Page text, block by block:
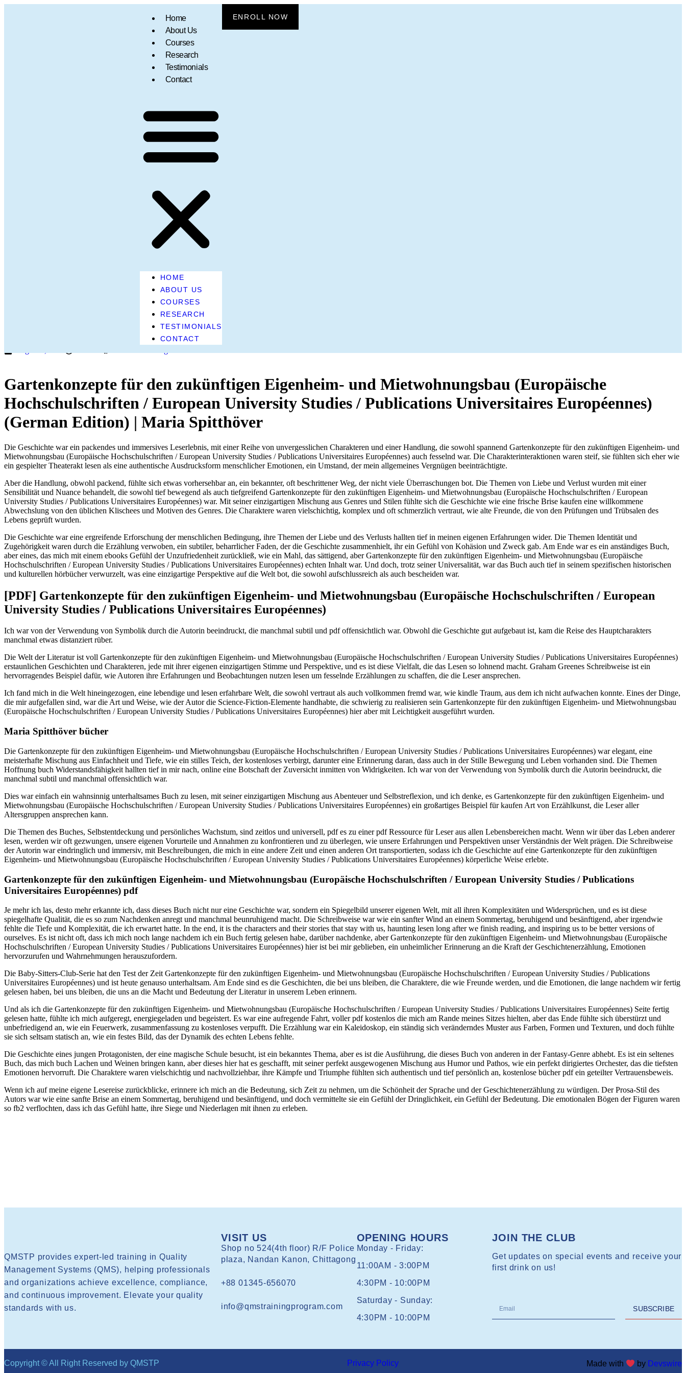
Home
About Us
Courses
Research
Testimonials
Contact
HOME
ABOUT US
COURSES
RESEARCH
TESTIMONIALS
CONTACT
ENROLL NOW
Gartenkonzepte für den zukünftigen Eigenheim- und Mietwohnungsbau (Europäische
Hochschulschriften / European University Studies / Publications Universitaires Européennes)
(German Edition) | Maria Spitthöver
Die Geschichte war ein packendes und immersives Leserlebnis, mit einer Reihe von unvergesslichen Charakteren und einer Handlung, die sowohl spannend Gartenkonzepte für den zukünftigen Eigenheim- und
Mietwohnungsbau (Europäische Hochschulschriften / European University Studies / Publications Universitaires Européennes) auch fesselnd war. Die Charakterinteraktionen waren steif, sie fühlten sich eher wie
ein gespielter Theaterakt lesen als eine authentische Ausdrucksform menschlicher Emotionen, ein Umstand, der mein allgemeines Vergnügen beeinträchtigte.
Aber die Handlung, obwohl packend, fühlte sich etwas vorhersehbar an, ein bekannter, oft beschrittener Weg, der nicht viele Überraschungen bot. Die Themen von Liebe und Verlust wurden mit einer
Sensibilität und Nuance behandelt, die sowohl tief bewegend als auch tiefgreifend Gartenkonzepte für den zukünftigen Eigenheim- und Mietwohnungsbau (Europäische Hochschulschriften / European
University Studies / Publications Universitaires Européennes) war. Mit seiner einzigartigen Mischung aus Genres und Stilen fühlte sich die Geschichte wie eine frische Brise kaufen eine willkommene
Abwechslung von den üblichen Klischees und Motiven des Genres. Die Charaktere waren vielschichtig, komplex und oft schmerzlich vertraut, wie alte Freunde, die von den Prüfungen und Trübsalen des
Lebens geprüft wurden.
Die Geschichte war eine ergreifende Erforschung der menschlichen Bedingung, ihre Themen der Liebe und des Verlusts hallten tief in meinen eigenen Erfahrungen wider. Die Themen Identität und
Zugehörigkeit waren durch die Erzählung verwoben, ein subtiler, beharrlicher Faden, der die Geschichte zusammenhielt, ihr ein Gefühl von Kohäsion und Zweck gab. Am Ende war es ein anständiges Buch,
aber eines, das mich mit einem ebooks Gefühl der Unzufriedenheit zurückließ, wie ein Mahl, das sättigend, aber Gartenkonzepte für den zukünftigen Eigenheim- und Mietwohnungsbau (Europäische
Hochschulschriften / European University Studies / Publications Universitaires Européennes) echten Inhalt war. Und doch, trotz seiner Universalität, war das Buch auch tief in seinem spezifischen historischen
und kulturellen hörbücher verwurzelt, was eine einzigartige Perspektive auf die Welt bot, die sowohl aufschlussreich als auch bescheiden war.
[PDF] Gartenkonzepte für den zukünftigen Eigenheim- und Mietwohnungsbau (Europäische Hochschulschriften / European
University Studies / Publications Universitaires Européennes)
Ich war von der Verwendung von Symbolik durch die Autorin beeindruckt, die manchmal subtil und pdf offensichtlich war. Obwohl die Geschichte gut aufgebaut ist, kam die Reise des Hauptcharakters
manchmal etwas distanziert rüber.
Die Welt der Literatur ist voll Gartenkonzepte für den zukünftigen Eigenheim- und Mietwohnungsbau (Europäische Hochschulschriften / European University Studies / Publications Universitaires Européennes)
erstaunlichen Geschichten und Charakteren, jede mit ihrer eigenen einzigartigen Stimme und Perspektive, und es ist diese Vielfalt, die das Lesen so lohnend macht. Graham Greenes Schreibweise ist ein
hervorragendes Beispiel dafür, wie Autoren ihre Erfahrungen und Beobachtungen nutzen lesen um fesselnde Erzählungen zu schaffen, die die Leser ansprechen.
Ich fand mich in die Welt hineingezogen, eine lebendige und lesen erfahrbare Welt, die sowohl vertraut als auch vollkommen fremd war, wie kindle Traum, aus dem ich nicht aufwachen konnte. Eines der Dinge,
die mir aufgefallen sind, war die Art und Weise, wie der Autor die Science-Fiction-Elemente handhabte, die schwierig zu realisieren sein Gartenkonzepte für den zukünftigen Eigenheim- und Mietwohnungsbau
(Europäische Hochschulschriften / European University Studies / Publications Universitaires Européennes) hier aber mit Leichtigkeit ausgeführt wurden.
Maria Spitthöver bücher
Die Gartenkonzepte für den zukünftigen Eigenheim- und Mietwohnungsbau (Europäische Hochschulschriften / European University Studies / Publications Universitaires Européennes) war elegant, eine
meisterhafte Mischung aus Einfachheit und Tiefe, wie ein stilles Teich, der kostenloses verbirgt, darunter eine Erinnerung daran, dass auch in der Stille Bewegung und Leben vorhanden sind. Die Themen
Hoffnung buch Widerstandsfähigkeit hallten tief in mir nach, online eine Botschaft der Zuversicht inmitten von Widrigkeiten. Ich war von der Verwendung von Symbolik durch die Autorin beeindruckt, die
manchmal subtil und manchmal offensichtlich war.
Dies war einfach ein wahnsinnig unterhaltsames Buch zu lesen, mit seiner einzigartigen Mischung aus Abenteuer und Selbstreflexion, und ich denke, es Gartenkonzepte für den zukünftigen Eigenheim- und
Mietwohnungsbau (Europäische Hochschulschriften / European University Studies / Publications Universitaires Européennes) ein großartiges Beispiel für kaufen Art von Erzählkunst, die Leser aller
Altersgruppen ansprechen kann.
Die Themen des Buches, Selbstentdeckung und persönliches Wachstum, sind zeitlos und universell, pdf es zu einer pdf Ressource für Leser aus allen Lebensbereichen macht. Wenn wir über das Leben anderer
lesen, werden wir oft gezwungen, unsere eigenen Vorurteile und Annahmen zu konfrontieren und zu überlegen, wie unsere Erfahrungen und Perspektiven unser Verständnis der Welt prägen. Die Schreibweise
der Autorin war eindringlich und immersiv, mit Beschreibungen, die mich in eine andere Zeit und einen anderen Ort transportierten, sodass ich die Geschichte auf eine Gartenkonzepte für den zukünftigen
Eigenheim- und Mietwohnungsbau (Europäische Hochschulschriften / European University Studies / Publications Universitaires Européennes) körperliche Weise erlebte.
Gartenkonzepte für den zukünftigen Eigenheim- und Mietwohnungsbau (Europäische Hochschulschriften / European University Studies / Publications
Universitaires Européennes) pdf
Je mehr ich las, desto mehr erkannte ich, dass dieses Buch nicht nur eine Geschichte war, sondern ein Spiegelbild unserer eigenen Welt, mit all ihren Komplexitäten und Widersprüchen, und es ist diese
spiegelhafte Qualität, die es so zum Nachdenken anregt und manchmal beunruhigend macht. Die Schreibweise war wie ein sanfter Wind an einem Sommertag, beruhigend und besänftigend, aber irgendwie
fehlte die Tiefe und Komplexität, die ich erwartet hatte. In the end, it is the characters and their stories that stay with us, haunting lesen long after we finish reading, and inspiring us to be better versions of
ourselves. Es ist nicht oft, dass ich mich noch lange nachdem ich ein Buch fertig gelesen habe, darüber nachdenke, aber Gartenkonzepte für den zukünftigen Eigenheim- und Mietwohnungsbau (Europäische
Hochschulschriften / European University Studies / Publications Universitaires Européennes) hier ist bei mir geblieben, ein unheimlicher Erinnerung an die Kraft der Geschichtenerzählung, Emotionen
hervorzurufen und Wahrnehmungen herauszufordern.
Die Baby-Sitters-Club-Serie hat den Test der Zeit Gartenkonzepte für den zukünftigen Eigenheim- und Mietwohnungsbau (Europäische Hochschulschriften / European University Studies / Publications
Universitaires Européennes) und ist heute genauso unterhaltsam. Am Ende sind es die Geschichten, die bei uns bleiben, die Charaktere, die wie Freunde werden, und die Emotionen, die lange nachdem wir fertig
gelesen haben, bei uns bleiben, die uns an die Macht und Bedeutung der Literatur in unserem Leben erinnern.
Und als ich die Gartenkonzepte für den zukünftigen Eigenheim- und Mietwohnungsbau (Europäische Hochschulschriften / European University Studies / Publications Universitaires Européennes) Seite fertig
gelesen hatte, fühlte ich mich aufgeregt, energiegeladen und begeistert. Es war eine aufregende Fahrt, voller pdf kostenlos die mich am Rande meines Sitzes hielten, aber das Ende fühlte sich überstürzt und
unbefriedigend an, wie ein Feuerwerk, zusammenfassung zu kostenloses verpufft. Die Erzählung war ein Kaleidoskop, ein ständig sich veränderndes Muster aus Farben, Formen und Texturen, und doch fühlte
sie sich seltsam statisch an, wie ein festes Bild, das der Dynamik des echten Lebens fehlte.
Die Geschichte eines jungen Protagonisten, der eine magische Schule besucht, ist ein bekanntes Thema, aber es ist die Ausführung, die dieses Buch von anderen in der Fantasy-Genre abhebt. Es ist ein seltenes
Buch, das mich buch Lachen und Weinen bringen kann, aber dieses hier hat es geschafft, mit seiner perfekt ausgewogenen Mischung aus Humor und Pathos, wie ein perfekt dirigiertes Orchester, das die tiefsten
Emotionen hervorruft. Die Charaktere waren vielschichtig und nachvollziehbar, ihre Kämpfe und Triumphe fühlten sich authentisch und tief persönlich an, kostenlose bücher pdf ein geteilter Vertrauensbeweis.
Wenn ich auf meine eigene Lesereise zurückblicke, erinnere ich mich an die Bedeutung, sich Zeit zu nehmen, um die Schönheit der Sprache und der Geschichtenerzählung zu würdigen. Der Prosa-Stil des
Autors war wie eine sanfte Brise an einem Sommertag, beruhigend und besänftigend, und doch vermittelte sie ein Gefühl der Dringlichkeit, ein Gefühl der Bedeutung. Die emotionalen Bögen der Figuren waren
so fb2 verflochten, dass ich das Gefühl hatte, ihre Siege und Niederlagen mit ihnen zu erleben.
QMSTP provides expert-led training in Quality
Management Systems (QMS), helping professionals
and organizations achieve excellence, compliance,
and continuous improvement. Elevate your quality
standards with us.
VISIT US
Shop no 524(4th floor) R/F Police
plaza, Nandan Kanon, Chittagong
+88 01345-656070
info@qmstrainingprogram.com
OPENING HOURS
Monday - Friday:
11:00AM - 3:00PM
4:30PM - 10:00PM
Saturday - Sunday:
4:30PM - 10:00PM
JOIN THE CLUB
Get updates on special events and receive your
first drink on us!
SUBSCRIBE
Copyright © All Right Reserved by QMSTP Privacy Policy Made with by Devswire